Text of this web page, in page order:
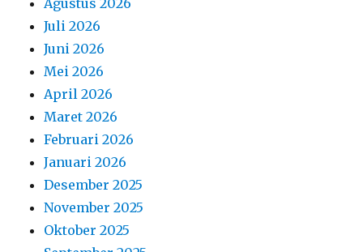
Juli 2026
Juni 2026
Mei 2026
April 2026
Maret 2026
Februari 2026
Januari 2026
Desember 2025
November 2025
Oktober 2025